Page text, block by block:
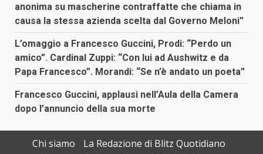
anonima su mascherine contraffatte che chiama in
causa la stessa azienda scelta dal Governo Meloni”
L’omaggio a Francesco Guccini, Prodi: “Perdo un
amico”. Cardinal Zuppi: “Con lui ad Aushwitz e da
Papa Francesco”. Morandi: “Se n’è andato un poeta”
Francesco Guccini, applausi nell’Aula della Camera
dopo l’annuncio della sua morte
Chi siamo
La Redazione di Blitz Quotidiano